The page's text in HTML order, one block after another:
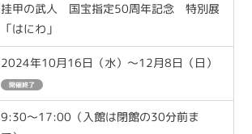
挂甲の武人 国宝指定50周年記念 特別展
「はにわ」
2024年10月16日（水）～12月8日（日）
開催終了
9:30～17:00（入館は閉館の30分前ま